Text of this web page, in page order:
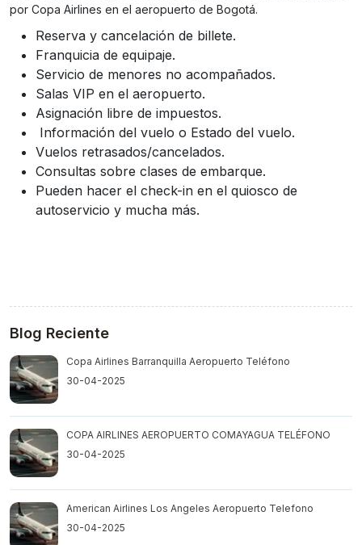
por Copa Airlines en el aeropuerto de Bogotá.
Reserva y cancelación de billete.
Franquicia de equipaje.
Servicio de menores no acompañados.
Salas VIP en el aeropuerto.
Asignación libre de impuestos.
Información del vuelo o Estado del vuelo.
Vuelos retrasados/cancelados.
Consultas sobre clases de embarque.
Pueden hacer el check-in en el quiosco de
autoservicio y mucha más.
Blog Reciente
Copa Airlines Barranquilla Aeropuerto Teléfono
30-04-2025
COPA AIRLINES AEROPUERTO COMAYAGUA TELÉFONO
30-04-2025
American Airlines Los Angeles Aeropuerto Telefono
30-04-2025